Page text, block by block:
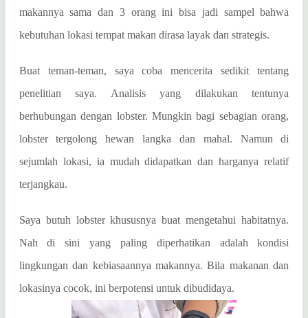
makannya sama dan 3 orang ini bisa jadi sampel bahwa
kebutuhan lokasi tempat makan dirasa layak dan strategis.
Buat teman-teman, saya coba mencerita sedikit tentang
penelitian saya. Analisis yang dilakukan tentunya
berhubungan dengan lobster. Mungkin bagi sebagian orang,
lobster tergolong hewan langka dan mahal. Namun di
sejumlah lokasi, ia mudah didapatkan dan harganya relatif
terjangkau.
Saya butuh lobster khususnya buat mengetahui habitatnya.
Nah di sini yang paling diperhatikan adalah kondisi
lingkungan dan kebiasaannya makannya. Bila makanan dan
lokasinya cocok, ini berpotensi untuk dibudidaya.